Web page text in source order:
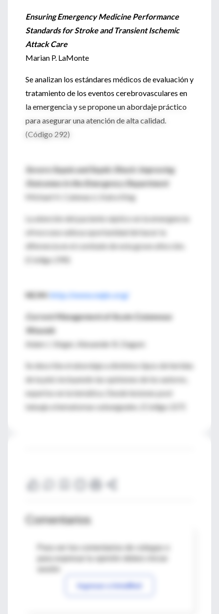
Ensuring Emergency Medicine Performance
Standards for Stroke and Transient Ischemic
Attack Care
Marian P. LaMonte
Se analizan los estándares médicos de evaluación y
tratamiento de los eventos cerebrovasculares en
la emergencia y se propone un abordaje práctico
para asegurar una atención de alta calidad.
(Código 292)
Severe Sepsis and Septic Shock: Improving
Outcomes in the Emergency Department
Michael H. Catenacci, Kaira King
La atención del paciente séptico en la emergencia
ofrece una valiosa oportunidad de hacer la
diferencia en el combate de esta grave afección.
(Código 290)
NEJM:http://www.nejm.org/
Current Management of Acute Cutaneous
Wounds
Adam J. Singer, Alexander B. Dagum
Se describe el abordaje a distintos tipos de heridas
de la piel, incluyendo las opiniones de los autores,
expertos en la temática. Desde lesiones post
tatuaje a hematomas subungeales. (Código 227)
Comentarios
Para ver los comentarios de colegas o
Ingresar a IntraMed